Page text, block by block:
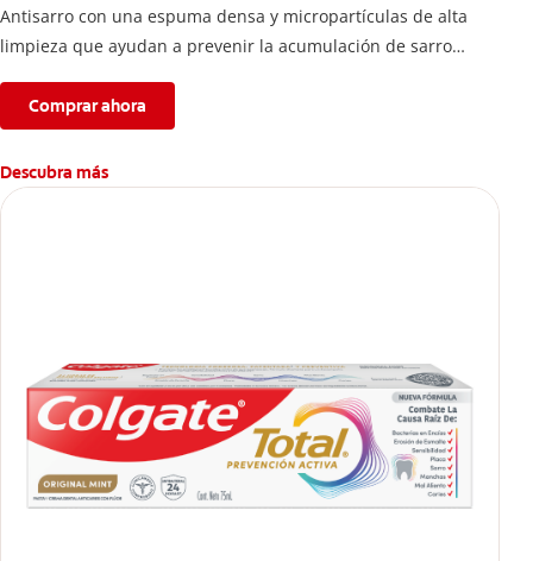
Antisarro con una espuma densa y micropartículas de alta
limpieza que ayudan a prevenir la acumulación de sarro
Comprar ahora
Descubra más